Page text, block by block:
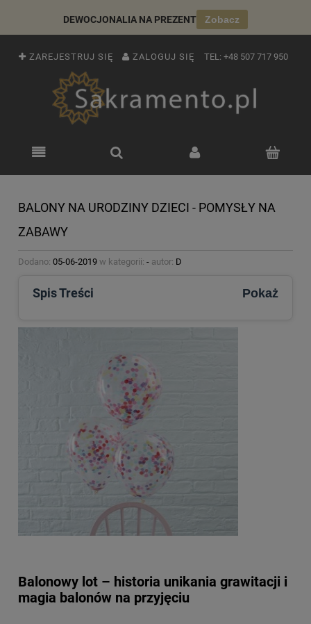
DEWOCJONALIA NA PREZENT Zobacz
ZAREJESTRUJ SIĘ ZALOGUJ SIĘ TEL: +48 507 717 950
BALONY NA URODZINY DZIECI - POMYSŁY NA
ZABAWY
Dodano: 05-06-2019 w kategorii: - autor: D
Spis Treści Pokaż
Balonowy lot – historia unikania grawitacji i
magia balonów na przyjęciu